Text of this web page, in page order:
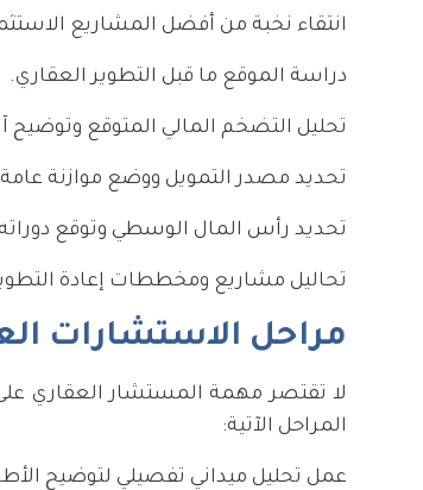
انتقاء نخبة من أفضل المشاريع
دراسة الموقع ما قبل التطوير العقاري.
تحليل التضخم المالي المتوقع وتوضيح
تحديد مصدر التمويل ووضع موازنة
تحديد رأس المال الوسطي وتوقع دوراته
تحاليل مشاريع ومخططات إعادة
مراحل الاستشارات
لا تقتصر مهمة المستشار العقاري
المراحل الآتية:
عمل تحليل ميداني تفصيلي لتوضيح